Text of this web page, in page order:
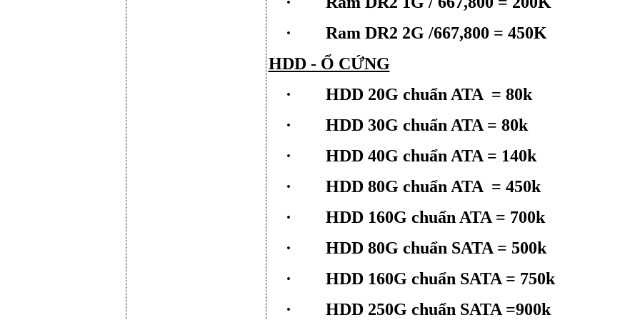
·
Ram DR2 2G /667,800 = 450K
HDD - Ổ CỨNG
·
HDD 20G chuẩn ATA = 80k
·
HDD 30G chuẩn ATA = 80k
·
HDD 40G chuẩn ATA = 140k
·
HDD 80G chuẩn ATA = 450k
·
HDD 160G chuẩn ATA = 700k
·
HDD 80G chuẩn SATA = 500k
·
HDD 160G chuẩn SATA = 750k
·
HDD 250G chuẩn SATA =900k